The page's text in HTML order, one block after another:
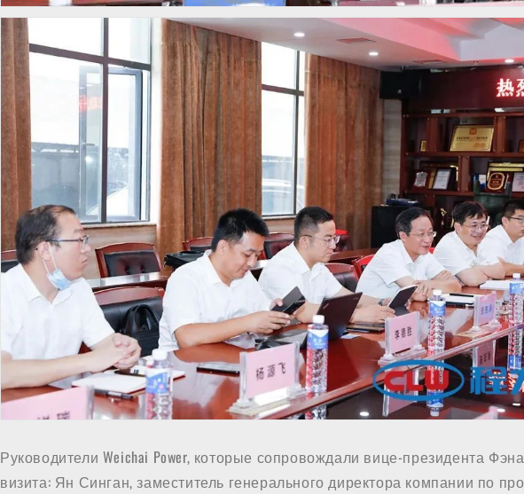
Руководители Weichai Power, которые сопровождали вице-президента
визита: Ян Синган, заместитель генерального директора компании по